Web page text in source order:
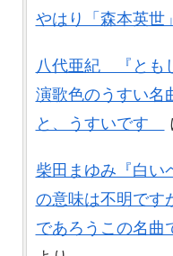
やはり「森本英世
八代亜紀 『とも
演歌色のうすい
と、うすいです
柴田まゆみ『白
の意味は不明です
であろうこの